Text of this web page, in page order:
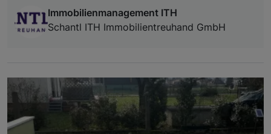
Immobilienmanagement ITH
Schantl ITH Immobilientreuhand GmbH